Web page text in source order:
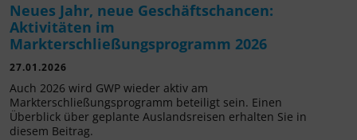
Neues Jahr, neue Geschäftschancen:
Aktivitäten im
Markterschließungsprogramm 2026
27.01.2026
Auch 2026 wird GWP wieder aktiv am
Markterschließungsprogramm beteiligt sein. Einen
Überblick über geplante Auslandsreisen erhalten Sie in
diesem Beitrag.